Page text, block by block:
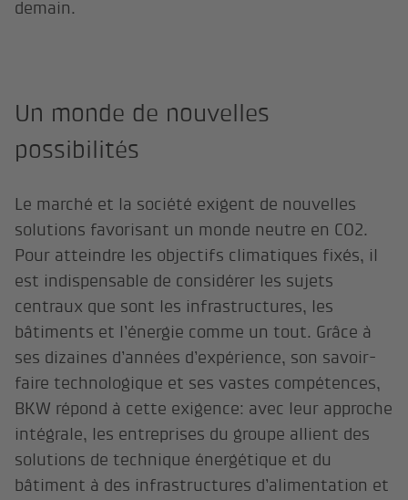
demain.
Un monde de nouvelles
possibilités
Le marché et la société exigent de nouvelles
solutions favorisant un monde neutre en CO2.
Pour atteindre les objectifs climatiques fixés, il
est indispensable de considérer les sujets
centraux que sont les infrastructures, les
bâtiments et l’énergie comme un tout. Grâce à
ses dizaines d’années d’expérience, son savoir-
faire technologique et ses vastes compétences,
BKW répond à cette exigence: avec leur approche
intégrale, les entreprises du groupe allient des
solutions de technique énergétique et du
bâtiment à des infrastructures d’alimentation et